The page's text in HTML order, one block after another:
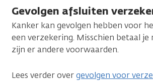
Gevolgen afsluiten
Kanker kan gevolgen hebben voor
een verzekering. Misschien betaal
zijn er andere voorwaarden.
Lees verder overgevolgen voor